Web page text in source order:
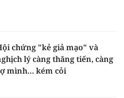
chứng "kẻ giả mạo" và
lý càng thăng tiến, càng
mình… kém cỏi